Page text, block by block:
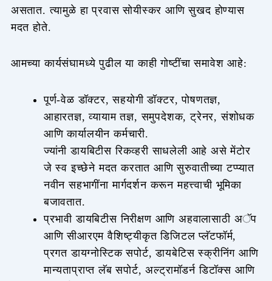
असतात. त्यामुळे हा प्रवास सोयीस्कर आणि सुखद होण्यास
मदत होते.
आमच्या कार्यसंघामध्ये पुढील या काही गोष्टींचा समावेश आहे:
पूर्ण-वेळ डॉक्टर, सहयोगी डॉक्टर, पोषणतज्ञ,
आहारतज्ञ, व्यायाम तज्ञ, समुपदेशक, ट्रेनर, संशोधक
आणि कार्यालयीन कर्मचारी.
ज्यांनी डायबिटीस रिकव्हरी साधलेली आहे असे मेंटोर
जे स्व इच्छेने मदत करतात आणि सुरुवातीच्या टप्प्यात
नवीन सहभागींना मार्गदर्शन करून महत्त्वाची भूमिका
बजावतात.
प्रभावी डायबिटीस निरीक्षण आणि अहवालासाठी अॅप
आणि सीआरएम वैशिष्ट्यीकृत डिजिटल प्लॅटफॉर्म,
प्रगत डायग्नोस्टिक सपोर्ट, डायबेटिस स्क्रीनिंग आणि
मान्यताप्राप्त लॅब सपोर्ट, अल्ट्रामॉडर्न डिटॉक्स आणि